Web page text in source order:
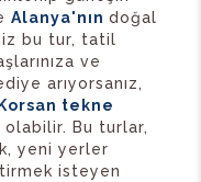
Alanya'nın doğal
bu tur, tatil
ve
arıyorsanız,
tekne
Bu turlar,
yeni yerler
isteyen